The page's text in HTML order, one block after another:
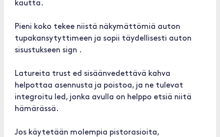
kautta.
Pieni koko tekee niistä näkymättömiä auton
tupakansytyttimeen ja sopii täydellisesti auton
sisustukseen sign .
Latureita trust ed sisäänvedettävä kahva
helpottaa asennusta ja poistoa, ja ne tulevat
integroitu led, jonka avulla on helppo etsiä niitä
hämärässä.
Jos käytetään molempia pistorasioita,